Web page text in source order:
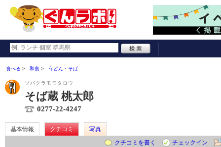
食べる 和食 うどん・そば
ソバクラモモタロウ
そば蔵 桃太郎
0277-22-4247
基本情報 クチコミ
写真
クチコミを書く
チェックイン